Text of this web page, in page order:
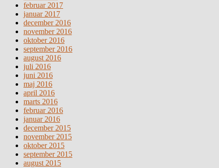
februar 2017
januar 2017
december 2016
november 2016
oktober 2016
september 2016
august 2016
juli 2016
juni 2016
maj 2016
april 2016
marts 2016
februar 2016
januar 2016
december 2015
november 2015
oktober 2015
september 2015
august 2015